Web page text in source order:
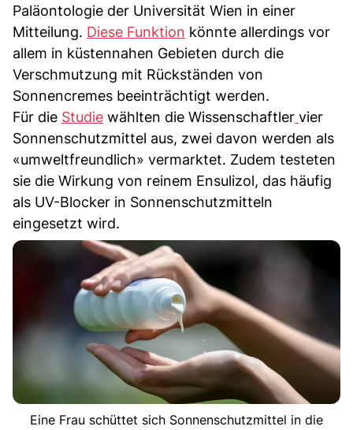
Paläontologie der Universität Wien in einer
Mitteilung. Diese Funktion könnte allerdings vor
allem in küstennahen Gebieten durch die
Verschmutzung mit Rückständen von
Sonnencremes beeinträchtigt werden.
Für die Studie wählten die Wissenschaftler vier
Sonnenschutzmittel aus, zwei davon werden als
«umweltfreundlich» vermarktet. Zudem testeten
sie die Wirkung von reinem Ensulizol, das häufig
als UV-Blocker in Sonnenschutzmitteln
eingesetzt wird.
Eine Frau schüttet sich Sonnenschutzmittel in die